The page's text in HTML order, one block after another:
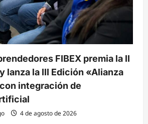
FIBEX premia la II
lanza la III Edición «Alianza
integración de
4 de agosto de 2026